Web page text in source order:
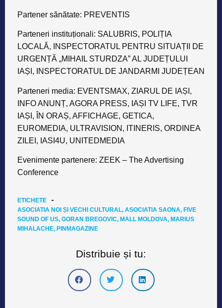
Partener sănătate: PREVENTIS
Parteneri instituționali: SALUBRIS, POLIȚIA
LOCALĂ, INSPECTORATUL PENTRU SITUAȚII DE
URGENȚĂ „MIHAIL STURDZA” AL JUDEȚULUI
IAȘI, INSPECTORATUL DE JANDARMI JUDEȚEAN
Parteneri media: EVENTSMAX, ZIARUL DE IAȘI,
INFO ANUNȚ, AGORA PRESS, IAȘI TV LIFE, TVR
IAȘI, ÎN ORAȘ, AFFICHAGE, GETICA,
EUROMEDIA, ULTRAVISION, ITINERIS, ORDINEA
ZILEI, IASI4U, UNITEDMEDIA
Evenimente partenere: ZEEK – The Advertising
Conference
ETICHETE
ASOCIATIA NOI ȘI VECHI CULTURAL, ASOCIATIA SAONA, FIVE
SOUND OF US, GORAN BREGOVIC, MALL MOLDOVA, MARIUS
MIHALACHE, PINMAGAZINE
Distribuie și tu: